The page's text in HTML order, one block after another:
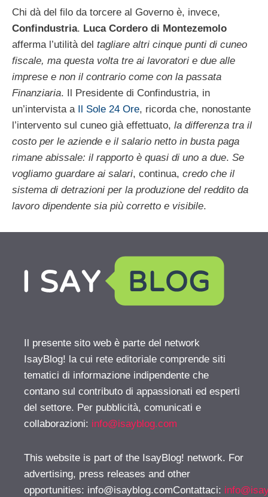
Chi dà del filo da torcere al Governo è, invece,
Confindustria. Luca Cordero di Montezemolo
afferma l’utilità del tagliare altri cinque punti di cuneo
fiscale, ma questa volta tre ai lavoratori e due alle
imprese e non il contrario come con la passata
Finanziaria. Il Presidente di Confindustria, in
un’intervista a
Il Sole 24 Ore, ricorda che, nonostante
l’intervento sul cuneo già effettuato, la differenza tra il
costo per le aziende e il salario netto in busta paga
rimane abissale: il rapporto è quasi di uno a due. Se
vogliamo guardare ai salari, continua, credo che il
sistema di detrazioni per la produzione del reddito da
lavoro dipendente sia più corretto e visibile.
Il presente sito web è parte del network
IsayBlog! la cui rete editoriale comprende siti
tematici di informazione indipendente che
contano sul contributo di appassionati ed esperti
del settore. Per pubblicità, comunicati e
collaborazioni: info@isayblog.com
This website is part of the IsayBlog! network. For
advertising, press releases and other
opportunities: info@isayblog.comContattaci: